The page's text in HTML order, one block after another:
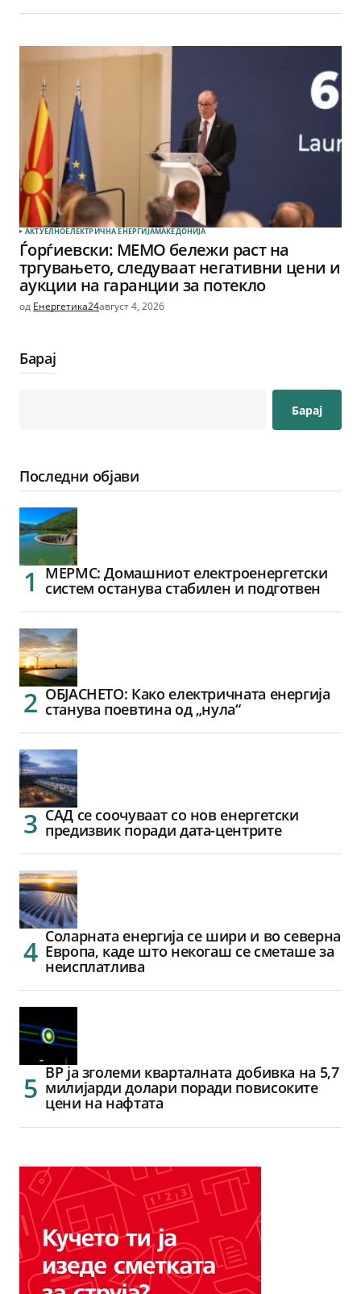
АКТУЕЛНОЕЛЕКТРИЧНА ЕНЕРГИЈАМАКЕДОНИЈА
Ѓорѓиевски: МЕМО бележи раст на
тргувањето, следуваат негативни цени и
аукции на гаранции за потекло
од Енергетика24август 4, 2026
Барај
Барај
Последни објави
МЕРМС: Домашниот електроенергетски
систем останува стабилен и подготвен
ОБЈАСНЕТО: Како електричната енергија
станува поевтина од „нула“
САД се соочуваат со нов енергетски
предизвик поради дата-центрите
Соларната енергија се шири и во северна
Европа, каде што некогаш се сметаше за
неисплатлива
BP ја зголеми кварталната добивка на 5,7
милијарди долари поради повисоките
цени на нафтата